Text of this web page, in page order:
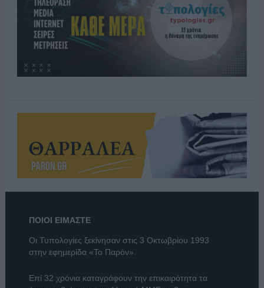
ΠΟΙΟΙ ΕΙΜΑΣΤΕ
Οι Τυπολογίες ξεκίνησαν στις 3 Οκτωβρίου 1993
στην εφημερίδα «Το Παρόν».
Επί 32 χρόνια καταγράφουν την επικαιρότητα τα